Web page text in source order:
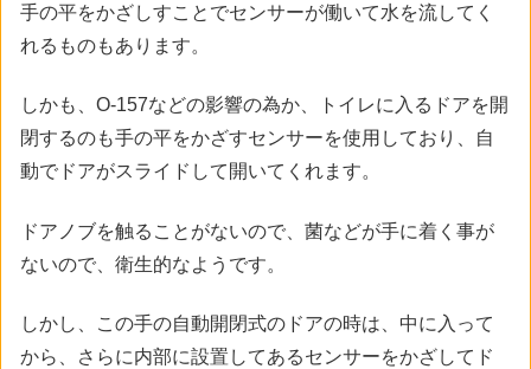
手の平をかざしすことでセンサーが働いて水を流してく
れるものもあります。
しかも、O-157などの影響の為か、トイレに入るドアを開
閉するのも手の平をかざすセンサーを使用しており、自
動でドアがスライドして開いてくれます。
ドアノブを触ることがないので、菌などが手に着く事が
ないので、衛生的なようです。
しかし、この手の自動開閉式のドアの時は、中に入って
から、さらに内部に設置してあるセンサーをかざしてド